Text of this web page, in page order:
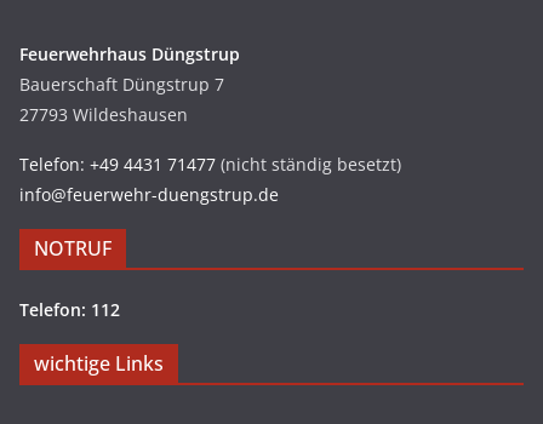
Feuerwehrhaus Düngstrup
Bauerschaft Düngstrup 7
27793 Wildeshausen
Telefon: +49 4431 71477 (nicht ständig besetzt)
info@feuerwehr-duengstrup.de
NOTRUF
Telefon: 112
wichtige Links